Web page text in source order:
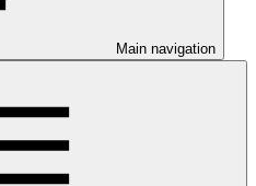
Main navigation